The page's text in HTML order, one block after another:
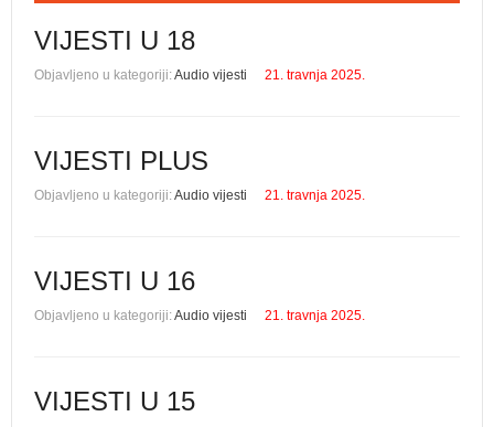
VIJESTI U 18
Objavljeno u kategoriji:Audio vijesti 21. travnja 2025.
VIJESTI PLUS
Objavljeno u kategoriji:Audio vijesti 21. travnja 2025.
VIJESTI U 16
Objavljeno u kategoriji:Audio vijesti 21. travnja 2025.
VIJESTI U 15